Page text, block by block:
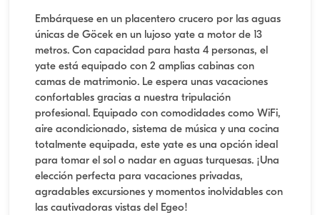
Embárquese en un placentero crucero por las aguas
únicas de Göcek en un lujoso yate a motor de 13
metros. Con capacidad para hasta 4 personas, el
yate está equipado con 2 amplias cabinas con
camas de matrimonio. Le espera unas vacaciones
confortables gracias a nuestra tripulación
profesional. Equipado con comodidades como WiFi,
aire acondicionado, sistema de música y una cocina
totalmente equipada, este yate es una opción ideal
para tomar el sol o nadar en aguas turquesas. ¡Una
elección perfecta para vacaciones privadas,
agradables excursiones y momentos inolvidables con
las cautivadoras vistas del Egeo!